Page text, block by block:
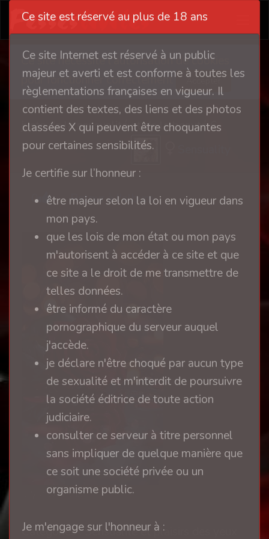
Ce site nécessite l'autorisation de cookies
pour fonctionner correctement
Accepter
juste de la sensualité et de la beauté 6
0 Retour à l'album
il y a 3 mois
Catégories : Sensualité et plaisirs des yeux
Ce site est réservé au plus de 18 ans
Ce site Internet est réservé à un public
majeur et averti et est conforme à toutes les
règlementations françaises en vigueur. Il
contient des textes, des liens et des photos
classées X qui peuvent être choquantes
pour certaines sensibilités.
Je certifie sur l’honneur :
être majeur selon la loi en vigueur dans
mon pays.
que les lois de mon état ou mon pays
m'autorisent à accéder à ce site et que
ce site a le droit de me transmettre de
telles données.
être informé du caractère
pornographique du serveur auquel
j'accède.
je déclare n'être choqué par aucun type
de sexualité et m'interdit de poursuivre
la société éditrice de toute action
judiciaire.
consulter ce serveur à titre personnel
sans impliquer de quelque manière que
ce soit une société privée ou un
organisme public.
Je m'engage sur l'honneur à :